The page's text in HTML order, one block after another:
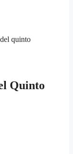
quinto
Quinto